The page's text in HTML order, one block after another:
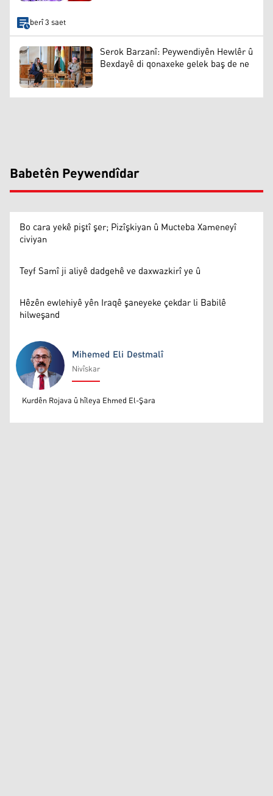
berî 3 saet
Serok Barzanî: Peywendiyên Hewlêr û
Bexdayê di qonaxeke gelek baş de ne
Babetên Peywendîdar
Bo cara yekê piştî şer; Pizîşkiyan û Mucteba Xameneyî
civiyan
Teyf Samî ji aliyê dadgehê ve daxwazkirî ye û
Hêzên ewlehiyê yên Iraqê şaneyeke çekdar li Babilê
hilweşand
Mihemed Eli Destmalî
Mihemed Eli Destmalî
Nivîskar
Kurdên Rojava û hîleya Ehmed El-Şara